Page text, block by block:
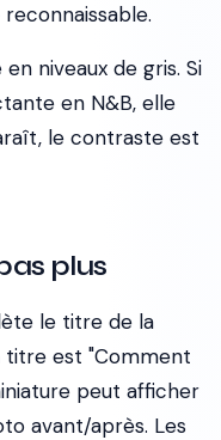
niveaux de gris. Si
en N&B, elle
le contraste est
plus
le titre de la
titre est "Comment
peut afficher
avant/après. Les